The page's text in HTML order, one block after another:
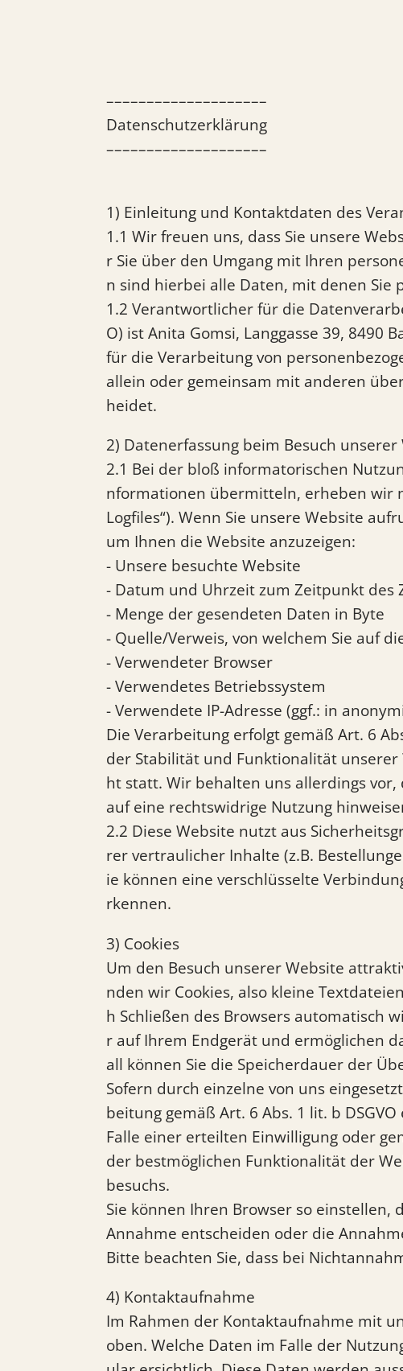
––––––––––––––––––––
Datenschutzerklärung
––––––––––––––––––––
1) Einleitung und Kontaktdaten des
1.1 Wir freuen uns, dass Sie unsere
r Sie über den Umgang mit Ihren
n sind hierbei alle Daten, mit denen
1.2 Verantwortlicher für die
O) ist Anita Gomsi, Langgasse 39, 8490
für die Verarbeitung von
allein oder gemeinsam mit anderen
heidet.
2) Datenerfassung beim Besuch unserer
2.1 Bei der bloß informatorischen
nformationen übermitteln, erheben wir
Logfiles“). Wenn Sie unsere Website
um Ihnen die Website anzuzeigen:
- Unsere besuchte Website
- Datum und Uhrzeit zum Zeitpunkt des
- Menge der gesendeten Daten in Byte
- Quelle/Verweis, von welchem Sie auf
- Verwendeter Browser
- Verwendetes Betriebssystem
- Verwendete IP-Adresse (ggf.: in
Die Verarbeitung erfolgt gemäß Art. 6
der Stabilität und Funktionalität
ht statt. Wir behalten uns allerdings
auf eine rechtswidrige Nutzung
2.2 Diese Website nutzt aus
rer vertraulicher Inhalte (z.B.
ie können eine verschlüsselte
rkennen.
3) Cookies
Um den Besuch unserer Website
nden wir Cookies, also kleine
h Schließen des Browsers automatisch
r auf Ihrem Endgerät und ermöglichen
all können Sie die Speicherdauer der
Sofern durch einzelne von uns
beitung gemäß Art. 6 Abs. 1 lit. b
Falle einer erteilten Einwilligung oder
der bestmöglichen Funktionalität der
besuchs.
Sie können Ihren Browser so einstellen,
Annahme entscheiden oder die
Bitte beachten Sie, dass bei
4) Kontaktaufnahme
Im Rahmen der Kontaktaufnahme mit
oben. Welche Daten im Falle der